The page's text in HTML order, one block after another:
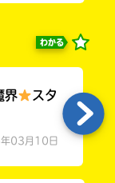
わかる
界
スタ
03月10日